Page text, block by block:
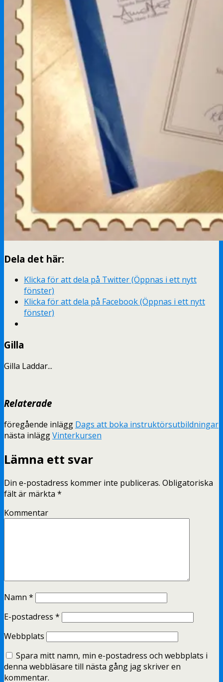
Dela det här:
Klicka för att dela på Twitter (Öppnas i ett nytt
fönster)
Klicka för att dela på Facebook (Öppnas i ett nytt
fönster)
Gilla
Gilla Laddar...
Relaterade
föregående inlägg Dags att boka instruktörsutbildningar
nästa inläggVinterkursen
Lämna ett svar
Din e-postadress kommer inte publiceras. Obligatoriska
fält är märkta *
Kommentar
Namn *
E-postadress *
Webbplats
Spara mitt namn, min e-postadress och webbplats i
denna webbläsare till nästa gång jag skriver en
kommentar.